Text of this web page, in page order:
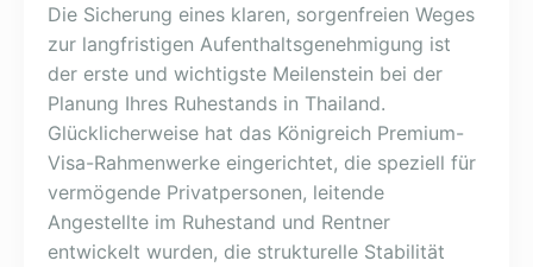
Die Sicherung eines klaren, sorgenfreien Weges
zur langfristigen Aufenthaltsgenehmigung ist
der erste und wichtigste Meilenstein bei der
Planung Ihres Ruhestands in Thailand.
Glücklicherweise hat das Königreich Premium-
Visa-Rahmenwerke eingerichtet, die speziell für
vermögende Privatpersonen, leitende
Angestellte im Ruhestand und Rentner
entwickelt wurden, die strukturelle Stabilität